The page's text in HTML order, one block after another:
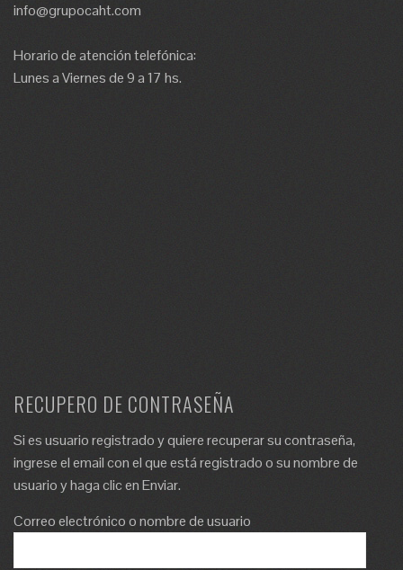
info@grupocaht.com
Horario de atención telefónica:
Lunes a Viernes de 9 a 17 hs.
RECUPERO DE CONTRASEÑA
Si es usuario registrado y quiere recuperar su contraseña,
ingrese el email con el que está registrado o su nombre de
usuario y haga clic en Enviar.
Correo electrónico o nombre de usuario